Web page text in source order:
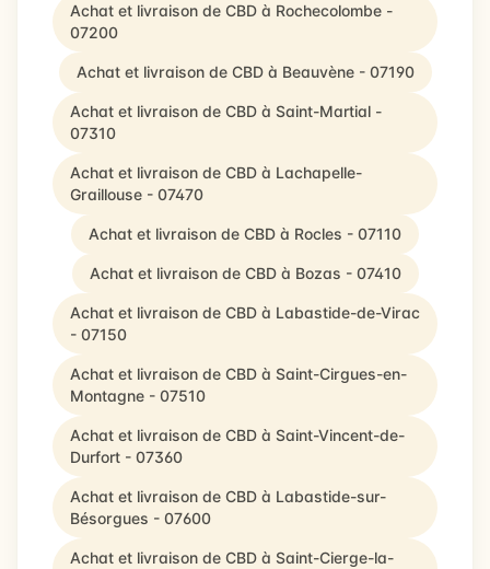
Achat et livraison de CBD à Rochecolombe -
07200
Achat et livraison de CBD à Beauvène - 07190
Achat et livraison de CBD à Saint-Martial -
07310
Achat et livraison de CBD à Lachapelle-
Graillouse - 07470
Achat et livraison de CBD à Rocles - 07110
Achat et livraison de CBD à Bozas - 07410
Achat et livraison de CBD à Labastide-de-Virac
- 07150
Achat et livraison de CBD à Saint-Cirgues-en-
Montagne - 07510
Achat et livraison de CBD à Saint-Vincent-de-
Durfort - 07360
Achat et livraison de CBD à Labastide-sur-
Bésorgues - 07600
Achat et livraison de CBD à Saint-Cierge-la-